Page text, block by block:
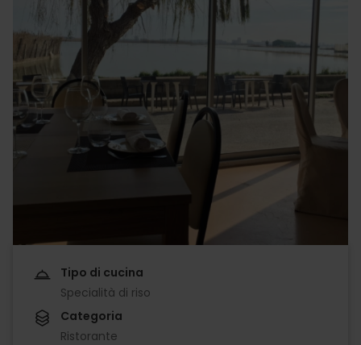
Tipo di cucina
Specialità di riso
Categoria
Ristorante